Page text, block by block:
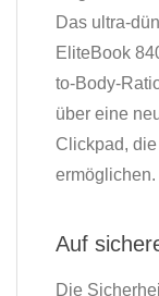
Das ultra-
EliteBook
to-Body-
über eine
Clickpad,
ermöglichen.
Auf
Die